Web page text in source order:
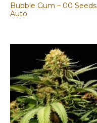
Bubble Gum – 00 Seeds
Auto